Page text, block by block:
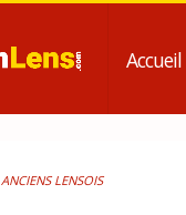
Accueil
ANCIENS LENSOIS